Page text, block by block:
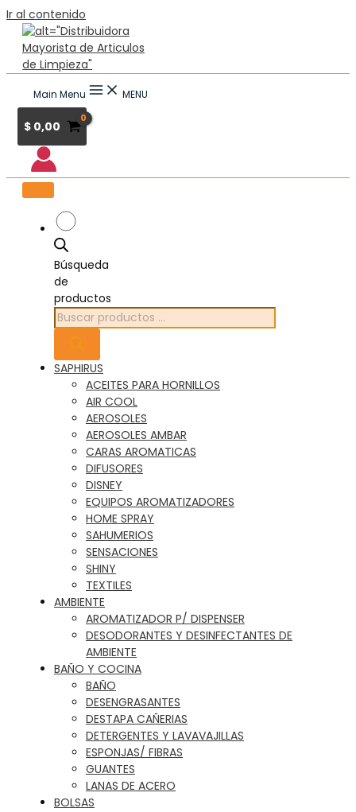
Ir al contenido
Main Menu MENU
$0,00
Búsqueda
de
productos
SAPHIRUS
ACEITES PARA HORNILLOS
AIR COOL
AEROSOLES
AEROSOLES AMBAR
CARAS AROMATICAS
DIFUSORES
DISNEY
EQUIPOS AROMATIZADORES
HOME SPRAY
SAHUMERIOS
SENSACIONES
SHINY
TEXTILES
AMBIENTE
AROMATIZADOR P/ DISPENSER
DESODORANTES Y DESINFECTANTES DE
AMBIENTE
BAÑO Y COCINA
BAÑO
DESENGRASANTES
DESTAPA CAÑERIAS
DETERGENTES Y LAVAVAJILLAS
ESPONJAS/ FIBRAS
GUANTES
LANAS DE ACERO
BOLSAS